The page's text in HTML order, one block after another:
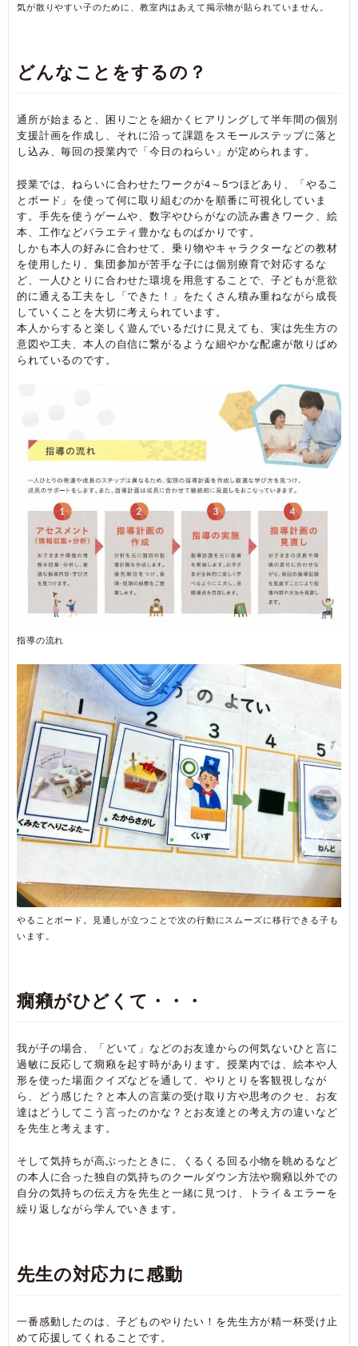
気が散りやすい子のために、教室内はあえて掲示物が貼られていません。
どんなことをするの？
通所が始まると、困りごとを細かくヒアリングして半年間の個別
支援計画を作成し、それに沿って課題をスモールステップに落と
し込み、毎回の授業内で「今日のねらい」が定められます。
授業では、ねらいに合わせたワークが4～5つほどあり、「やるこ
とボード」を使って何に取り組むのかを順番に可視化していま
す。手先を使うゲームや、数字やひらがなの読み書きワーク、絵
本、工作などバラエティ豊かなものばかりです。
しかも本人の好みに合わせて、乗り物やキャラクターなどの教材
を使用したり、集団参加が苦手な子には個別療育で対応するな
ど、一人ひとりに合わせた環境を用意することで、子どもが意欲
的に通える工夫をし「できた！」をたくさん積み重ねながら成長
していくことを大切に考えられています。
本人からすると楽しく遊んでいるだけに見えても、実は先生方の
意図や工夫、本人の自信に繋がるような細やかな配慮が散りばめ
られているのです。
指導の流れ
やることボード。見通しが立つことで次の行動にスムーズに移行できる子も
います。
癇癪がひどくて・・・
我が子の場合、「どいて」などのお友達からの何気ないひと言に
過敏に反応して癇癪を起す時があります。授業内では、絵本や人
形を使った場面クイズなどを通して、やりとりを客観視しなが
ら、どう感じた？と本人の言葉の受け取り方や思考のクセ、お友
達はどうしてこう言ったのかな？とお友達との考え方の違いなど
を先生と考えます。
そして気持ちが高ぶったときに、くるくる回る小物を眺めるなど
の本人に合った独自の気持ちのクールダウン方法や癇癪以外での
自分の気持ちの伝え方を先生と一緒に見つけ、トライ＆エラーを
繰り返しながら学んでいきます。
先生の対応力に感動
一番感動したのは、子どものやりたい！を先生方が精一杯受け止
めて応援してくれることです。